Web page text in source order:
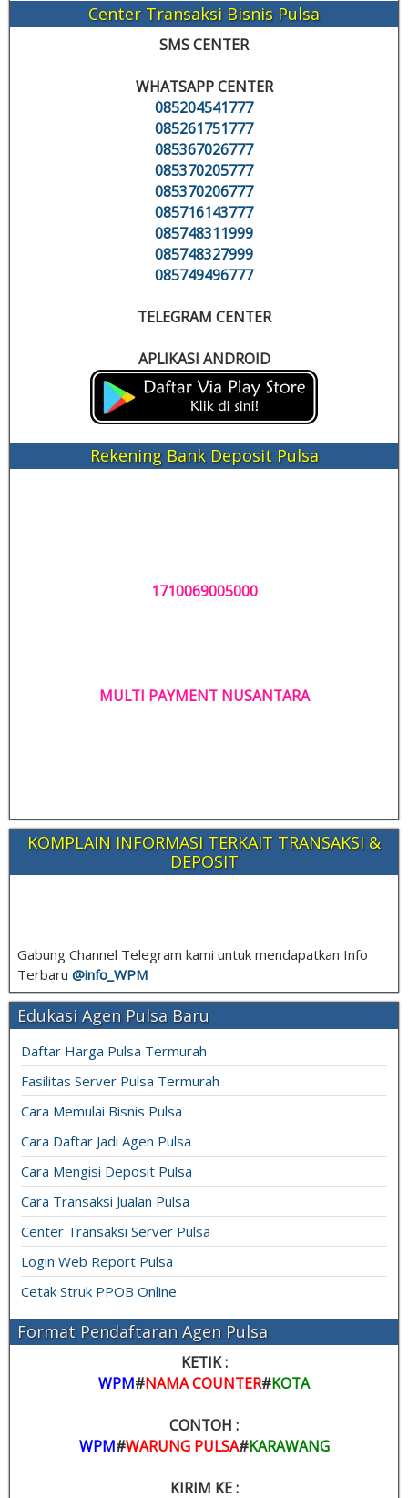
Center Transaksi Bisnis Pulsa
SMS CENTER
WHATSAPP CENTER
085204541777
085261751777
085367026777
085370205777
085370206777
085716143777
085748311999
085748327999
085749496777
TELEGRAM CENTER
APLIKASI ANDROID
Rekening Bank Deposit Pulsa
1710069005000
MULTI PAYMENT NUSANTARA
KOMPLAIN INFORMASI TERKAIT TRANSAKSI &
DEPOSIT
Gabung Channel Telegram kami untuk mendapatkan Info
Terbaru @info_ WPM
Edukasi Agen Pulsa Baru
Daftar Harga Pulsa Termurah
Fasilitas Server Pulsa Termurah
Cara Memulai Bisnis Pulsa
Cara Daftar Jadi Agen Pulsa
Cara Mengisi Deposit Pulsa
Cara Transaksi Jualan Pulsa
Center Transaksi Server Pulsa
Login Web Report Pulsa
Cetak Struk PPOB Online
Format Pendaftaran Agen Pulsa
KETIK :
WPM#NAMA COUNTER#KOTA
CONTOH :
WPM#WARUNG PULSA#KARAWANG
KIRIM KE :